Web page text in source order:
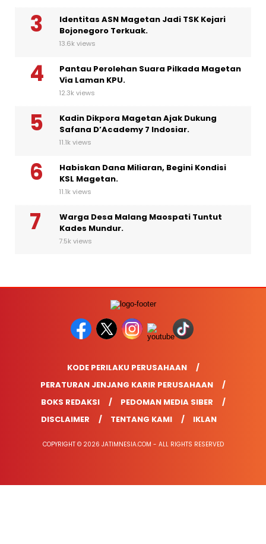
Identitas ASN Magetan Jadi TSK Kejari
Bojonegoro Terkuak.
13.6k views
Pantau Perolehan Suara Pilkada Magetan
Via Laman KPU.
12.3k views
Kadin Dikpora Magetan Ajak Dukung
Safana D’Academy 7 Indosiar.
11.1k views
Habiskan Dana Miliaran, Begini Kondisi
KSL Magetan.
11.1k views
Warga Desa Malang Maospati Tuntut
Kades Mundur.
7.5k views
KODE PERILAKU PERUSAHAAN
PERATURAN JENJANG KARIR PERUSAHAAN
BOKS REDAKSI
PEDOMAN MEDIA SIBER
DISCLAIMER
TENTANG KAMI IKLAN
COPYRIGHT © 2026 JATIMNESIA.COM - ALL RIGHTS RESERVED